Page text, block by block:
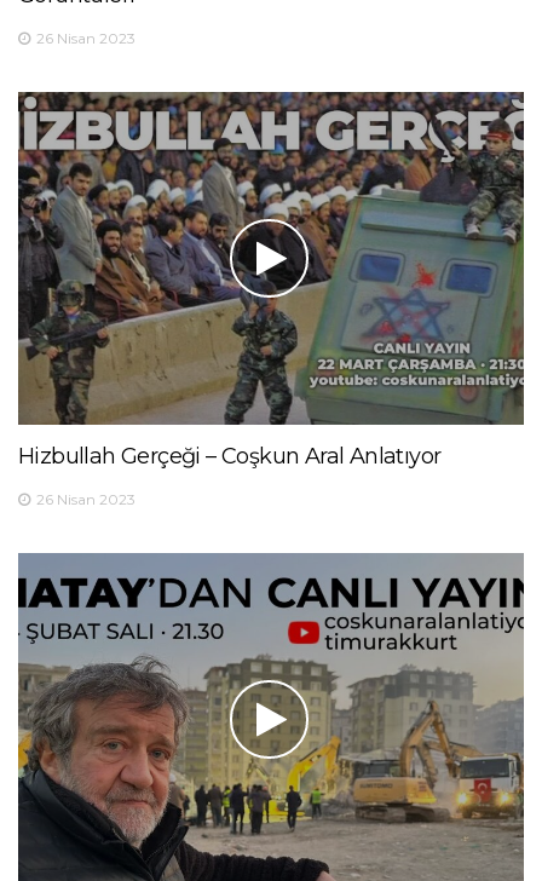
26 Nisan 2023
Hizbullah Gerçeği – Coşkun Aral Anlatıyor
26 Nisan 2023